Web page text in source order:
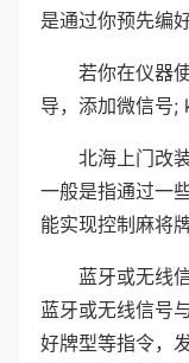
是通过你预先编
若你在仪器
导，添加微信号;
北海上门改
一般是指通过一
能实现控制麻将
蓝牙或无线
蓝牙或无线信号
好牌型等指令，